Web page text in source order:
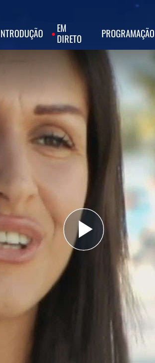
EM
DIRETO
PROGRAMAÇÃO
Play
Video